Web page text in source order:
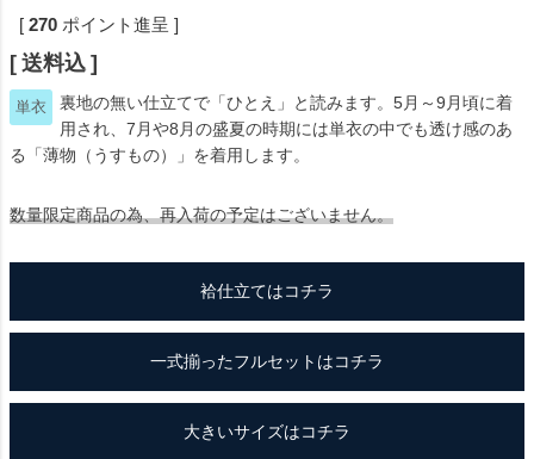
[ 270 ポイント進呈 ]
送料込
単衣
裏地の無い仕立てで「ひとえ」と読みます。5月～9月頃に着
用され、7月や8月の盛夏の時期には単衣の中でも透け感のあ
る「薄物（うすもの）」を着用します。
数量限定商品の為、再入荷の予定はございません。
袷仕立てはコチラ
一式揃ったフルセットはコチラ
大きいサイズはコチラ